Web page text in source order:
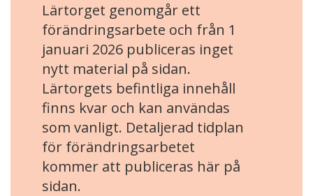
Lärtorget genomgår ett
förändringsarbete och från 1
januari 2026 publiceras inget
nytt material på sidan.
Lärtorgets befintliga innehåll
finns kvar och kan användas
som vanligt. Detaljerad tidplan
för förändringsarbetet
kommer att publiceras här på
sidan.